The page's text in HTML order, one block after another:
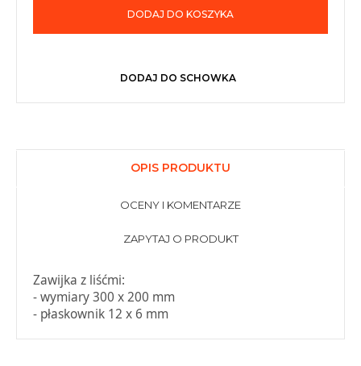
DODAJ DO KOSZYKA
DODAJ DO SCHOWKA
OPIS PRODUKTU
OCENY I KOMENTARZE
ZAPYTAJ O PRODUKT
Zawijka z liśćmi:
- wymiary 300 x 200 mm
- płaskownik 12 x 6 mm